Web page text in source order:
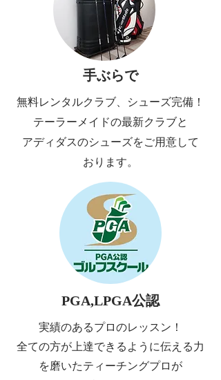
​手ぶらで
無料レンタルクラブ、シューズ完備！
テーラーメイドの最新クラブと
アディダスのシューズをご用意して
おります。
PGA,LPGA公認
実績のあるプロのレッスン！
全ての方が上達できるように伝える力
を磨いたティーチングプロが